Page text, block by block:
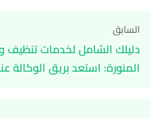
تصفّح
المقالات
السابق
دليلك الشامل لخدمات تنظيف
المنورة: استعد بريق الوكالة